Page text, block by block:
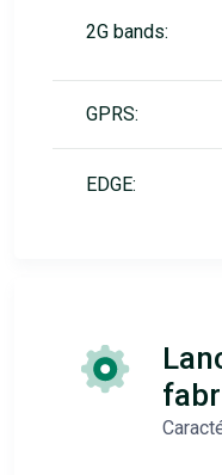
2G bands:
GPRS:
EDGE: